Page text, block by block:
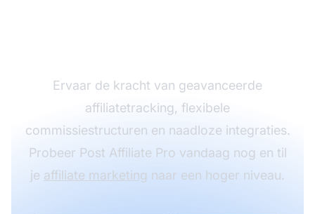
Ervaar de kracht van geavanceerde
affiliatetracking, flexibele
commissiestructuren en naadloze integraties.
Probeer Post Affiliate Pro vandaag nog en til
je affiliate marketing naar een hoger niveau.